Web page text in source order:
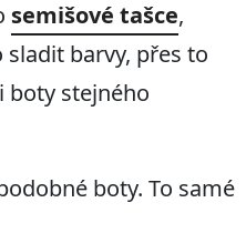
semišové tašce,
barvy, přes to
boty stejného
boty. To samé